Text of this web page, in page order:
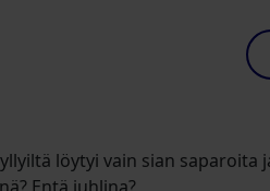
löytyi vain sian saparoita